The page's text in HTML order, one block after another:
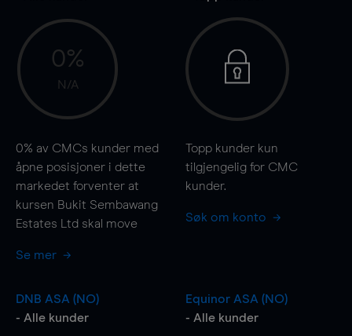
0%
N/A
0% av CMCs kunder med
åpne posisjoner i dette
markedet forventer at
kursen Bukit Sembawang
Estates Ltd skal move
Se mer
Topp kunder kun
tilgjengelig for CMC
kunder.
Søk om konto
DNB ASA (NO)
- Alle kunder
Equinor ASA (NO)
- Alle kunder